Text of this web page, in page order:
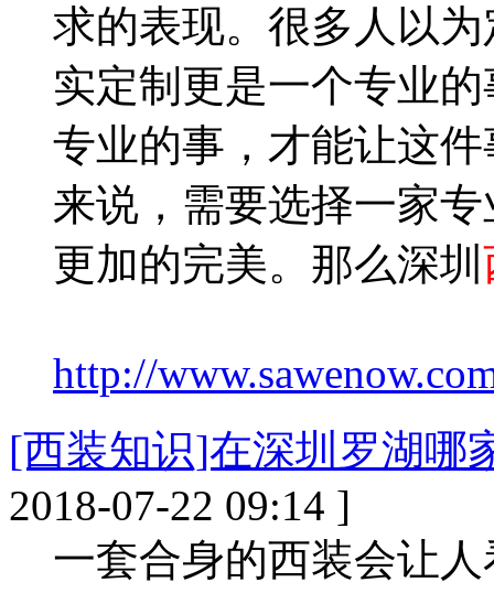
求的表现。很多人以
实定制更是一个专业
专业的事，才能让这
来说，需要选择一家
更加的完美。那么深圳
http://
[西装知识]在深圳罗湖哪
2018-07-22 09:14 ]
一套合身的西装会让